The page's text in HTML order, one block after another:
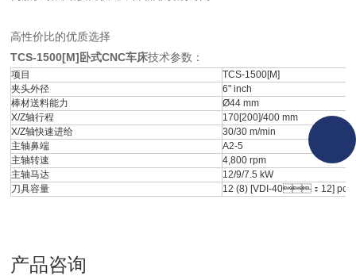
高性价比的优质选择
TCS-1500[M]卧式CNC车床技术参数：
项目
TCS-1500[M]
夹头外径
6" inch
棒材送料能力
Ø44 mm
X/Z轴行程
170[200]/400 mm
X/Z轴快速进给
30/30 m/min
主轴鼻端
A2-5
主轴转速
4,800 rpm
主轴马达
12/9/7.5 kW
刀具容量
12 (8) [VDI-40：12] pc
产品咨询